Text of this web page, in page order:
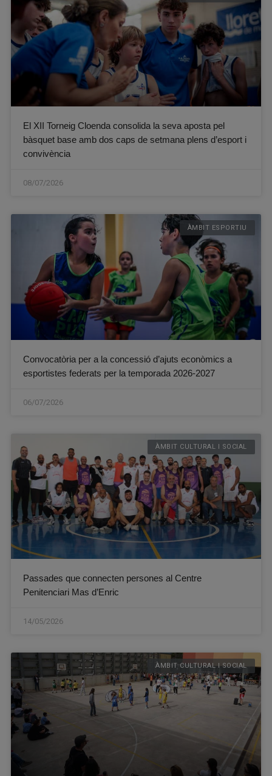
El XII Torneig Cloenda consolida la seva aposta pel
bàsquet base amb dos caps de setmana plens d’esport i
convivència
08/07/2026
ÀMBIT ESPORTIU
Convocatòria per a la concessió d’ajuts econòmics a
esportistes federats per la temporada 2026-2027
06/07/2026
ÀMBIT CULTURAL I SOCIAL
Passades que connecten persones al Centre
Penitenciari Mas d’Enric
14/05/2026
ÀMBIT CULTURAL I SOCIAL